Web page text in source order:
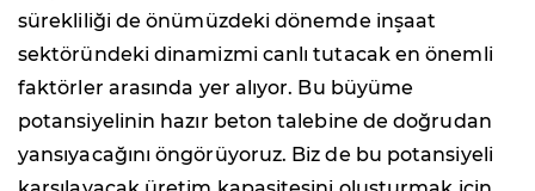
sürekliliği de önümüzdeki dönemde inşaat
sektöründeki dinamizmi canlı tutacak en önemli
faktörler arasında yer alıyor. Bu büyüme
potansiyelinin hazır beton talebine de doğrudan
yansıyacağını öngörüyoruz. Biz de bu potansiyeli